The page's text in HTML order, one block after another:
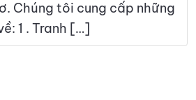
Chúng tôi cung cấp những
1 . Tranh […]